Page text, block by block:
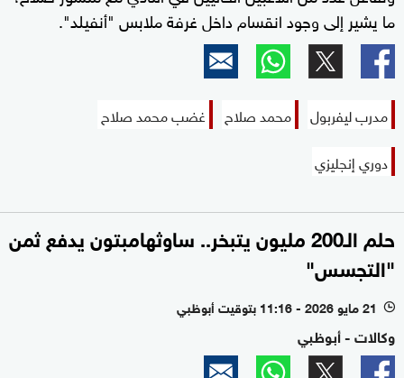
ما يشير إلى وجود انقسام داخل غرفة ملابس "أنفيلد".
مدرب ليفربول محمد صلاح
غضب محمد صلاح
دوري إنجليزي
حلم الـ200 مليون يتبخر.. ساوثهامبتون يدفع ثمن
"التجسس"
l 21 مايو 2026 - 11:16 بتوقيت أبوظبي
وكالات - أبوظبي